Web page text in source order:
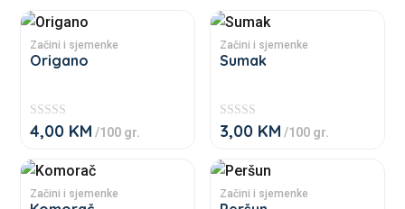
Začini i sjemenke
Origano
★
★
★
★
4,00 KM /100 gr.
This
product
has
variants.
The
options
Začini i sjemenke
Sumak
★
★
★
★
3,00 KM /100 gr.
This
product
has
variants.
The
options
Začini i sjemenke
This
product
Začini i sjemenke
This
product